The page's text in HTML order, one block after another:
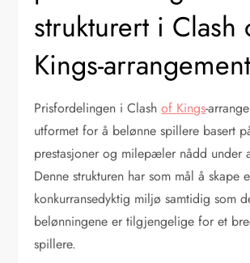
strukturert i Clash
Kings-
Prisfordelingen i Clashof Kings-
utformet for å belønne spillere basert
prestasjoner og milepæler nådd under
Denne strukturen har som mål å skape
konkurransedyktig miljø samtidig som
belønningene er tilgjengelige for et
spillere.